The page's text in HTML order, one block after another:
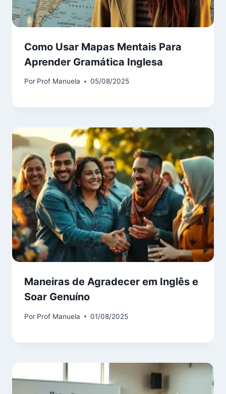
Como Usar Mapas Mentais Para
Aprender Gramática Inglesa
Por Prof Manuela 05/08/2025
Maneiras de Agradecer em Inglês e
Soar Genuíno
Por Prof Manuela 01/08/2025